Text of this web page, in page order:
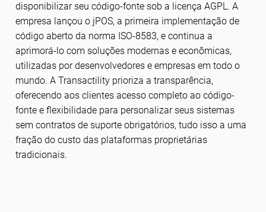
disponibilizar seu código-fonte sob a licença AGPL. A
empresa lançou o jPOS, a primeira implementação de
código aberto da norma ISO-8583, e continua a
aprimorá-lo com soluções modernas e econômicas,
utilizadas por desenvolvedores e empresas em todo o
mundo. A Transactility prioriza a transparência,
oferecendo aos clientes acesso completo ao código-
fonte e flexibilidade para personalizar seus sistemas
sem contratos de suporte obrigatórios, tudo isso a uma
fração do custo das plataformas proprietárias
tradicionais.